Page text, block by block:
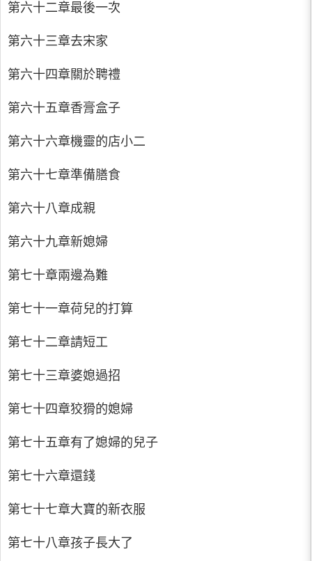
第六十二章最後一次
第六十三章去宋家
第六十四章關於聘禮
第六十五章香膏盒子
第六十六章機靈的店小二
第六十七章準備膳食
第六十八章成親
第六十九章新媳婦
第七十章兩邊為難
第七十一章荷兒的打算
第七十二章請短工
第七十三章婆媳過招
第七十四章狡猾的媳婦
第七十五章有了媳婦的兒子
第七十六章還錢
第七十七章大寶的新衣服
第七十八章孩子長大了